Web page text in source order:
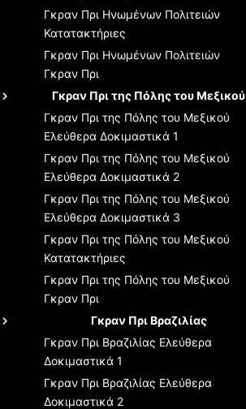
Γκραν Πρι Ηνωμένων Πολιτειών
Κατατακτήριες
Γκραν Πρι Ηνωμένων Πολιτειών
Γκραν Πρι
Γκραν Πρι της Πόλης του Μεξικού
Γκραν Πρι της Πόλης του Μεξικού
Ελεύθερα Δοκιμαστικά 1
Γκραν Πρι της Πόλης του Μεξικού
Ελεύθερα Δοκιμαστικά 2
Γκραν Πρι της Πόλης του Μεξικού
Ελεύθερα Δοκιμαστικά 3
Γκραν Πρι της Πόλης του Μεξικού
Κατατακτήριες
Γκραν Πρι της Πόλης του Μεξικού
Γκραν Πρι
Γκραν Πρι Βραζιλίας
Γκραν Πρι Βραζιλίας Ελεύθερα
Δοκιμαστικά 1
Γκραν Πρι Βραζιλίας Ελεύθερα
Δοκιμαστικά 2